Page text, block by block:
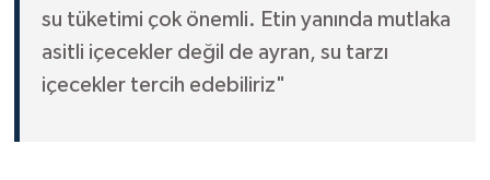
su tüketimi çok önemli. Etin yanında mutlaka
asitli içecekler değil de ayran, su tarzı
içecekler tercih edebiliriz"